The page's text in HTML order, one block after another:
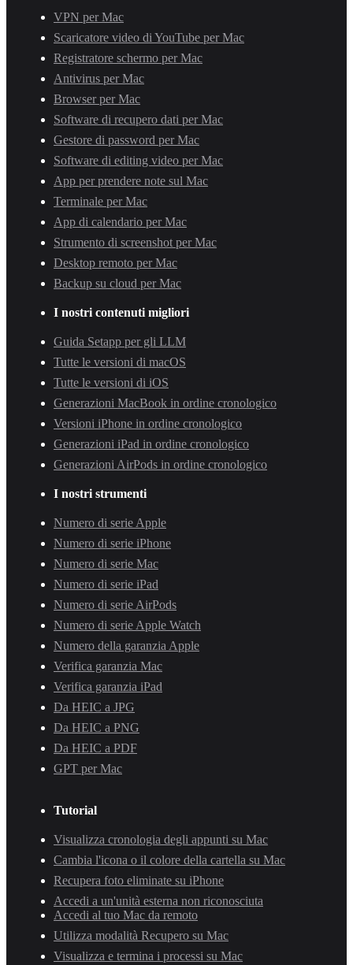
VPN per Mac
Scaricatore video di YouTube per Mac
Registratore schermo per Mac
Antivirus per Mac
Browser per Mac
Software di recupero dati per Mac
Gestore di password per Mac
Software di editing video per Mac
App per prendere note sul Mac
Terminale per Mac
App di calendario per Mac
Strumento di screenshot per Mac
Desktop remoto per Mac
Backup su cloud per Mac
I nostri contenuti migliori
Guida Setapp per gli LLM
Tutte le versioni di macOS
Tutte le versioni di iOS
Generazioni MacBook in ordine cronologico
Versioni iPhone in ordine cronologico
Generazioni iPad in ordine cronologico
Generazioni AirPods in ordine cronologico
I nostri strumenti
Numero di serie Apple
Numero di serie iPhone
Numero di serie Mac
Numero di serie iPad
Numero di serie AirPods
Numero di serie Apple Watch
Numero della garanzia Apple
Verifica garanzia Mac
Verifica garanzia iPad
Da HEIC a JPG
Da HEIC a PNG
Da HEIC a PDF
GPT per Mac
Tutorial
Visualizza cronologia degli appunti su Mac
Cambia l'icona o il colore della cartella su Mac
Recupera foto eliminate su iPhone
Accedi a un'unità esterna non riconosciuta
Accedi al tuo Mac da remoto
Utilizza modalità Recupero su Mac
Visualizza e termina i processi su Mac